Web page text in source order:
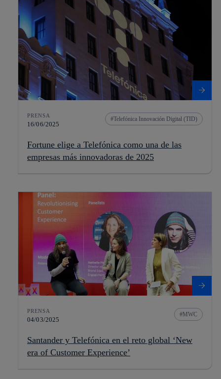
PRENSA
16/06/2025
Telefónica Innovación Digital (TID)
Fortune elige a Telefónica como una de las
empresas más innovadoras de 2025
PRENSA
04/03/2025
MWC
Santander y Telefónica en el reto global ‘New
era of Customer Experience’